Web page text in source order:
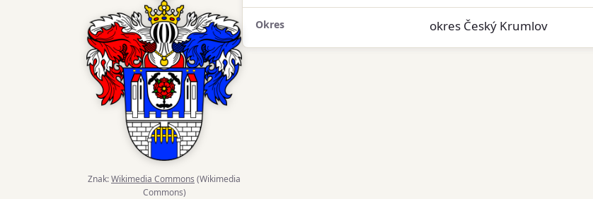
Znak:Wikimedia Commons (Wikimedia
Commons)
Okres okres Český Krumlov